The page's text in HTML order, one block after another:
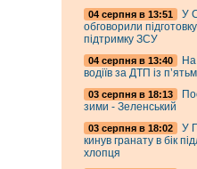
04 серпня в 13:51
У
обговорили
підтримку ЗСУ
04 серпня в 13:40
На
водіїв за ДТП із
03 серпня в 18:13
зими - Зеленський
03 серпня в 18:02
У
кинув гранату в бік
хлопця